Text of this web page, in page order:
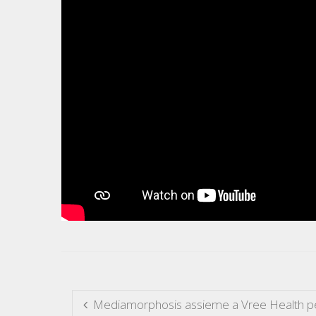
Mediamorphosis assieme a Vree Health